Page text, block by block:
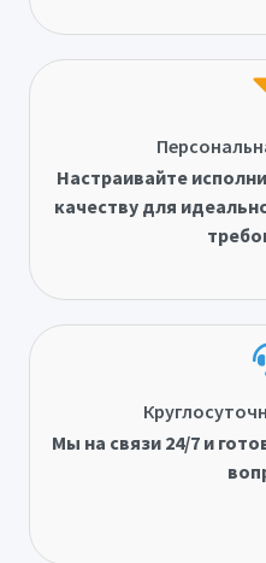
Настраивайте
качеству для
Мы на связи 24/7 и